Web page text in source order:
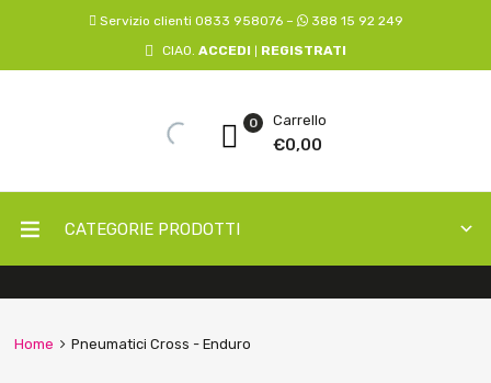
Servizio clienti 0833 958076 –
388 15 92 249
CIAO. ACCEDI REGISTRATI
Carrello
€0,00
0
CATEGORIE PRODOTTI
Home Pneumatici Cross - Enduro